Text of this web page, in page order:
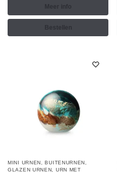
Meer info
Bestellen
MINI URNEN ,BUITENURNEN
GLAZEN URNEN
URN MET